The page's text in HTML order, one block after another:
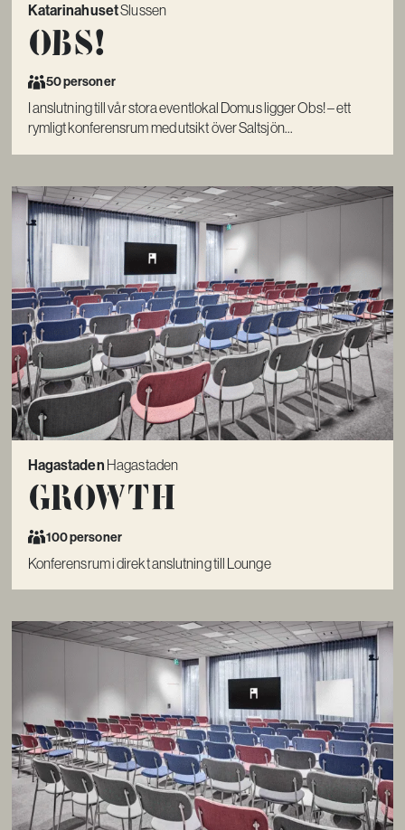
KatarinahusetSlussen
Obs!
50 personer
I anslutning till vår stora eventlokal Domus ligger Obs! – ett
rymligt konferensrum med utsikt över Saltsjön...
Hagastaden Hagastaden
Growth
100 personer
Konferensrum i direkt anslutning till Lounge